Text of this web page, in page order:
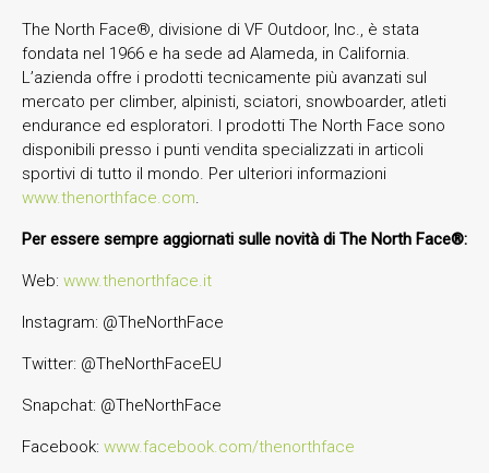
The North Face®, divisione di VF Outdoor, Inc., è stata
fondata nel 1966 e ha sede ad Alameda, in California.
L’azienda offre i prodotti tecnicamente più avanzati sul
mercato per climber, alpinisti, sciatori, snowboarder, atleti
endurance ed esploratori. I prodotti The North Face sono
disponibili presso i punti vendita specializzati in articoli
sportivi di tutto il mondo. Per ulteriori informazioni
www.thenorthface.com.
Per essere sempre aggiornati sulle novità di The North Face®:
Web: www.thenorthface.it
Instagram: @TheNorthFace
Twitter: @TheNorthFaceEU
Snapchat: @TheNorthFace
Facebook: www.facebook.com/thenorthface